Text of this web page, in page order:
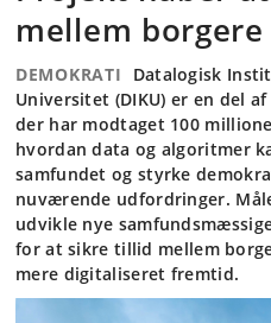
mellem
DEMOKRATI
Datalogisk
Universitet (DIKU) er en del
der har modtaget 100
hvordan data og algoritmer
samfundet og styrke
nuværende udfordringer.
udvikle nye
for at sikre tillid mellem
mere digitaliseret fremtid.